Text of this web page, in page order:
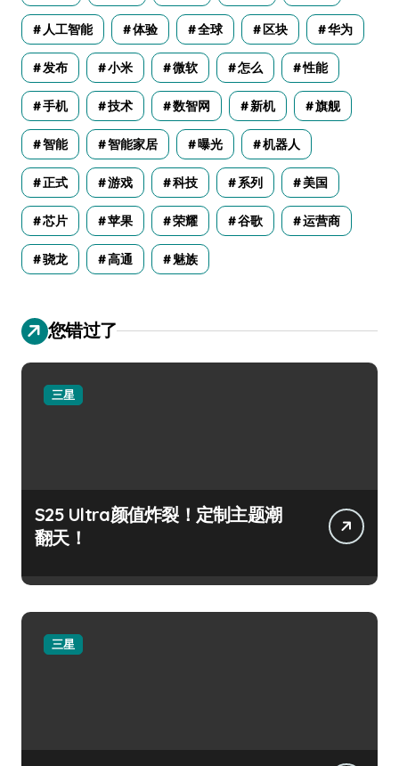
人工智能 体验 全球 区块 华为
发布 小米 微软 怎么 性能
手机 技术 数智网 新机 旗舰
智能 智能家居 曝光 机器人
正式 游戏 科技 系列 美国
芯片 苹果 荣耀 谷歌 运营商
骁龙 高通 魅族
您错过了
三星
S25 Ultra颜值炸裂！定制主题潮
翻天！
三星